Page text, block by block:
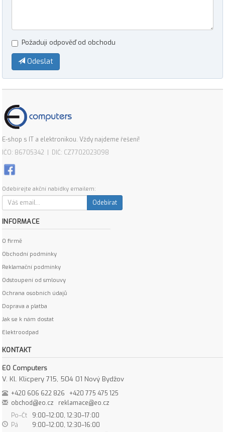
Požaduji odpověď od obchodu
Odeslat
E-shop s IT a elektronikou. Vždy najdeme řešení!
IČO: 86705342 | DIČ: CZ7702023098
Odebírejte akční nabídky emailem:
Odebírat
INFORMACE
O firmě
Obchodní podmínky
Reklamační podmínky
Odstoupení od smlouvy
Ochrana osobních údajů
Doprava a platba
Jak se k nám dostat
Elektroodpad
KONTAKT
EO Computers
V. Kl. Klicpery 715, 504 01 Nový Bydžov
+420 606 622 826
+420 775 475 125
obchod@eo.cz
reklamace@eo.cz
Po–Čt
9:00–12:00, 12:30–17:00
Pá
9:00–12:00, 12:30–16:00